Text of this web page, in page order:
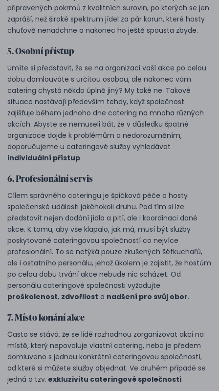
připravených pokrmů z kvalitních surovin, po kterých se jen
zapráší, než široké spektrum jídel za pár korun, které hosty
chuťově nenadchne a nakonec ho ještě spousta zbyde.
5. Osobní přístup
Umíte si představit, že se na organizaci vaší akce po celou
dobu domlouváte s určitou osobou, ale nakonec vám
catering chystá někdo úplně jiný? My také ne. Takové
situace nastávají především tehdy, když společnost
zajišťuje během jednoho dne catering na mnoha různých
akcích. Abyste se nemuseli bát, že v důsledku špatné
organizace dojde k problémům a nedorozuměním,
doporučujeme u cateringové služby vyhledávat
individuální přístup.
6. Profesionální servis
Cílem správného cateringu je špičková péče o hosty
společenské události jakéhokoli druhu. Pod tím si lze
představit nejen dodání jídla a pití, ale i koordinaci dané
akce. K tomu, aby vše klapalo, jak má, musí být služby
poskytované cateringovou společností co nejvíce
profesionální. To se netýká pouze zkušených šéfkuchařů,
ale i ostatního personálu, jehož úkolem je zajistit, že hostům
po celou dobu trvání akce nebude nic scházet. Od
personálu cateringové společnosti vyžadujte
proškolenost, zdvořilost a nadšení pro svůj obor.
7. Místo konání akce
Často se stává, že se lidé rozhodnou zorganizovat akci na
místě, který nepovoluje vlastní catering, nebo je předem
domluveno s jednou konkrétní cateringovou společností,
od které si můžete služby objednat. Ve druhém případě se
jedná o tzv. exkluzivitu cateringové společnosti.